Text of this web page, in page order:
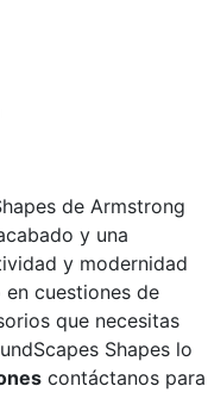
de Armstrong
y una
y modernidad
cuestiones de
que necesitas
Shapes lo
contáctanos para